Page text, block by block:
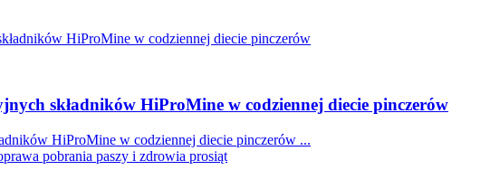
składników HiProMine w codziennej diecie pinczerów
HiProMine w codziennej diecie pinczerów ...